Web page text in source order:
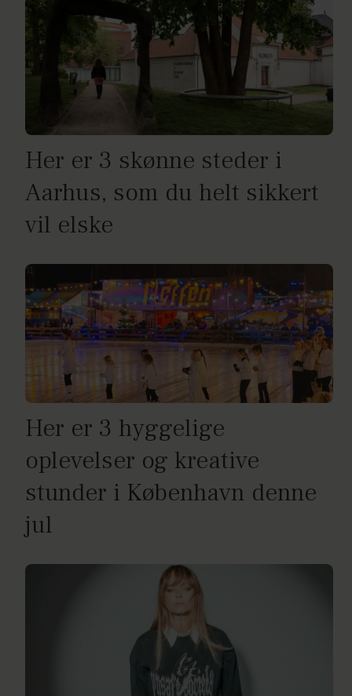
Her er 3 skønne steder i
Aarhus, som du helt sikkert
vil elske
Her er 3 hyggelige
oplevelser og kreative
stunder i København denne
jul